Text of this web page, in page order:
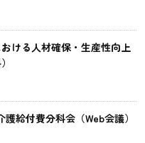
ける人材確保・生産性向上
給付費分科会（Web会議）